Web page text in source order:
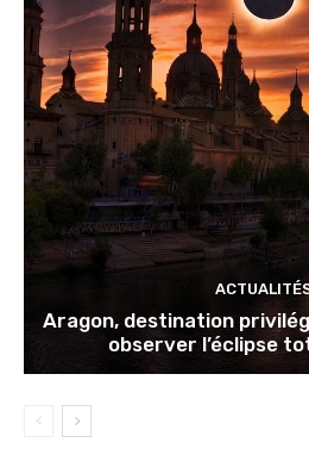
Aragon, destination
observer l’éclipse